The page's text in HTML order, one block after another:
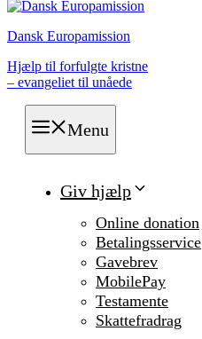
Dansk Europamission
Hjælp til forfulgte kristne
– evangeliet til unåede
Menu
Giv hjælp
Online donation
Betalingsservice
Gavebrev
MobilePay
Testamente
Skattefradrag